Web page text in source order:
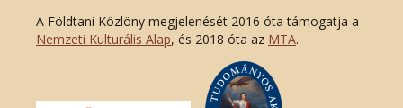
A Földtani Közlöny megjelenését 2016 óta támogatja a
Nemzeti Kulturális Alap, és 2018 óta az MTA.